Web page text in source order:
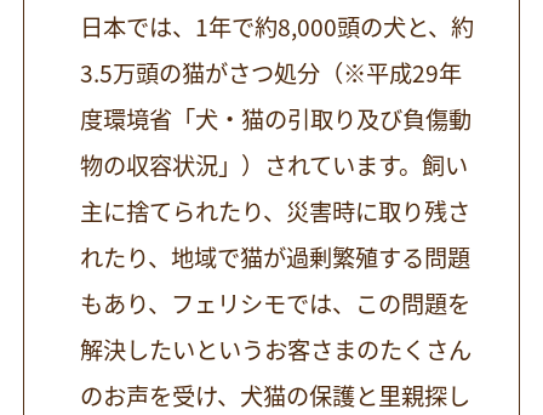
日本では、1年で約8,000頭の犬と、約
3.5万頭の猫がさつ処分（※平成29年
度環境省「犬・猫の引取り及び負傷動
物の収容状況」）されています。飼い
主に捨てられたり、災害時に取り残さ
れたり、地域で猫が過剰繁殖する問題
もあり、フェリシモでは、この問題を
解決したいというお客さまのたくさん
のお声を受け、犬猫の保護と里親探し